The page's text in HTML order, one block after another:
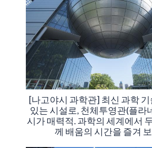
[나고야시 과학관] 최신 과학
있는 시설로, 천체투영관(플라
시가 매력적. 과학의 세계에서
께 배움의 시간을 즐겨